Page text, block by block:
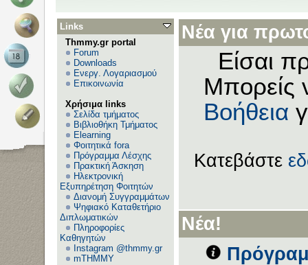
Links
Thmmy.gr portal
Forum
Downloads
Ενεργ. Λογαριασμού
Επικοινωνία
Χρήσιμα links
Σελίδα τμήματος
Βιβλιοθήκη Τμήματος
Elearning
Φοιτητικά fora
Πρόγραμμα Λέσχης
Πρακτική Άσκηση
Ηλεκτρονική
Εξυπηρέτηση Φοιτητών
Διανομή Συγγραμμάτων
Ψηφιακό Καταθετήριο
Διπλωματικών
Πληροφορίες
Καθηγητών
Instagram @thmmy.gr
mTHMMY
Νέα για
Είσαι
Μπορείς
Βοήθεια
Κατεβάστε
Νέα!